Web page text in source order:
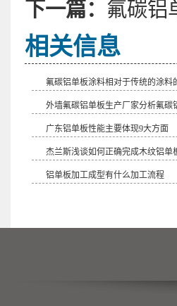
下一篇： 氟碳铝
相关信息
氟碳铝单板涂料相对于传统的涂料
外墙氟碳铝单板生产厂家分析氟碳
​广东铝单板性能主要体现9大方面
杰兰斯浅谈如何正确完成木纹铝单
铝单板加工成型有什么加工流程